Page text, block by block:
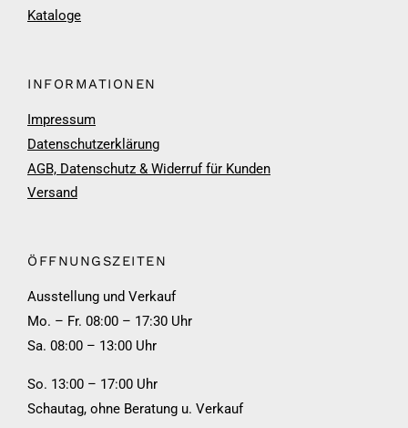
Kataloge
INFORMATIONEN
Impressum
Datenschutzerklärung
AGB, Datenschutz & Widerruf für Kunden
Versand
ÖFFNUNGSZEITEN
Ausstellung und Verkauf
Mo. – Fr. 08:00 – 17:30 Uhr
Sa. 08:00 – 13:00 Uhr
So. 13:00 – 17:00 Uhr
Schautag, ohne Beratung u. Verkauf